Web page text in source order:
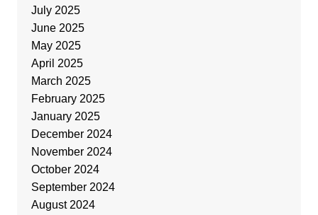
July 2025
June 2025
May 2025
April 2025
March 2025
February 2025
January 2025
December 2024
November 2024
October 2024
September 2024
August 2024